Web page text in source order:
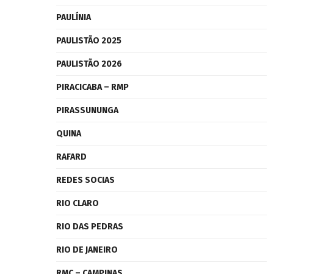
PAULÍNIA
PAULISTÃO 2025
PAULISTÃO 2026
PIRACICABA – RMP
PIRASSUNUNGA
QUINA
RAFARD
REDES SOCIAS
RIO CLARO
RIO DAS PEDRAS
RIO DE JANEIRO